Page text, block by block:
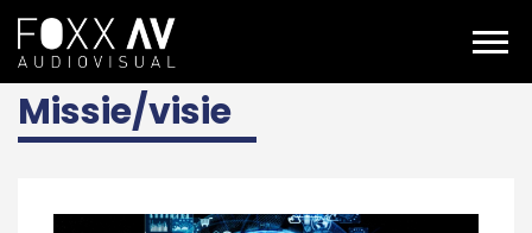
NL Over ons
Missie/visie